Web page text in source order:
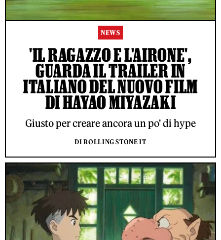
NEWS
'IL RAGAZZO E L'AIRONE',
GUARDA IL TRAILER IN
ITALIANO DEL NUOVO FILM
DI HAYAO MIYAZAKI
Giusto per creare ancora un po' di hype
DI ROLLING STONE IT